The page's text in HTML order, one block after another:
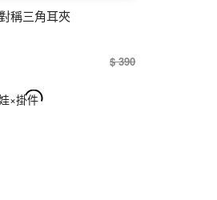
稱三角耳夾
$ 390